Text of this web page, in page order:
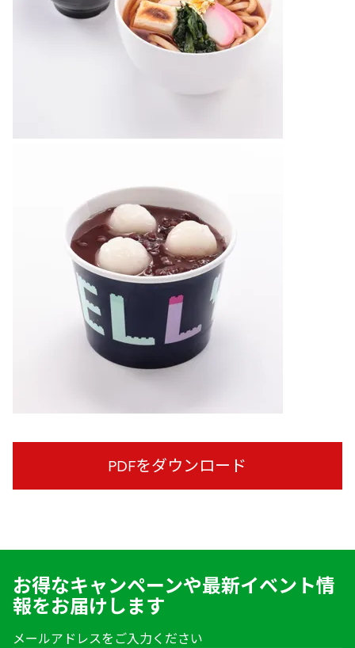
PDFをダウンロード
お得なキャンペーンや最新イベント情
報をお届けします
メールアドレスをご入力ください